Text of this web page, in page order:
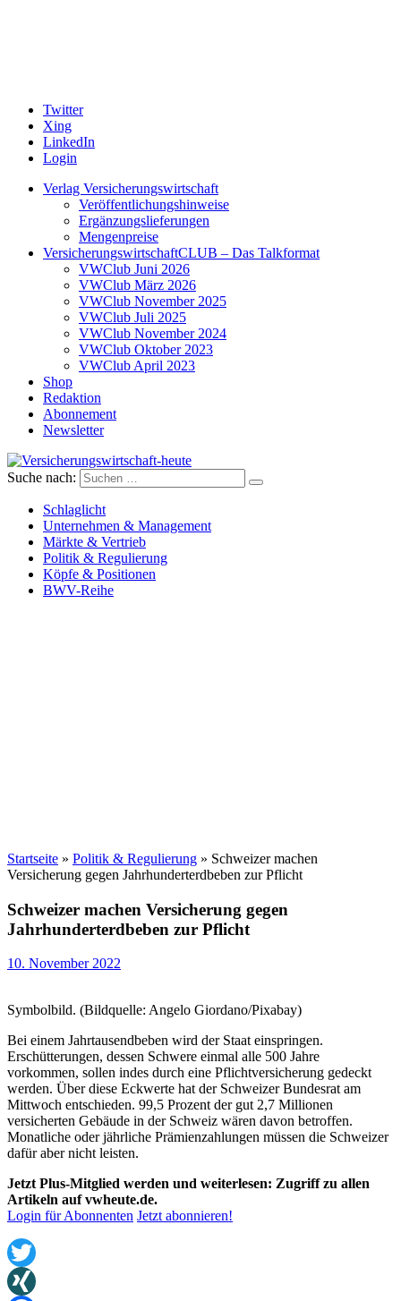
Twitter
Xing
LinkedIn
Login
Verlag Versicherungswirtschaft
Veröffentlichungshinweise
Ergänzungslieferungen
Mengenpreise
VersicherungswirtschaftCLUB – Das Talkformat
VWClub Juni 2026
VWClub März 2026
VWClub November 2025
VWClub Juli 2025
VWClub November 2024
VWClub Oktober 2023
VWClub April 2023
Shop
Redaktion
Abonnement
Newsletter
Versicherungswirtschaft-heute
Suche nach:
Schlaglicht
Unternehmen & Management
Märkte & Vertrieb
Politik & Regulierung
Köpfe & Positionen
BWV-Reihe
Startseite » Politik & Regulierung » Schweizer machen
Versicherung gegen Jahrhunderterdbeben zur Pflicht
Schweizer machen Versicherung gegen
Jahrhunderterdbeben zur Pflicht
10. November 2022
Symbolbild. (Bildquelle: Angelo Giordano/Pixabay)
Bei einem Jahrtausendbeben wird der Staat einspringen.
Erschütterungen, dessen Schwere einmal alle 500 Jahre
vorkommen, sollen indes durch eine Pflichtversicherung gedeckt
werden. Über diese Eckwerte hat der Schweizer Bundesrat am
Mittwoch entschieden. 99,5 Prozent der gut 2,7 Millionen
versicherten Gebäude in der Schweiz wären davon betroffen.
Monatliche oder jährliche Prämienzahlungen müssen die Schweizer
dafür aber nicht leisten.
Jetzt Plus-Mitglied werden und weiterlesen: Zugriff zu allen
Artikeln auf vwheute.de.
Login für Abonnenten Jetzt abonnieren!
Twitter